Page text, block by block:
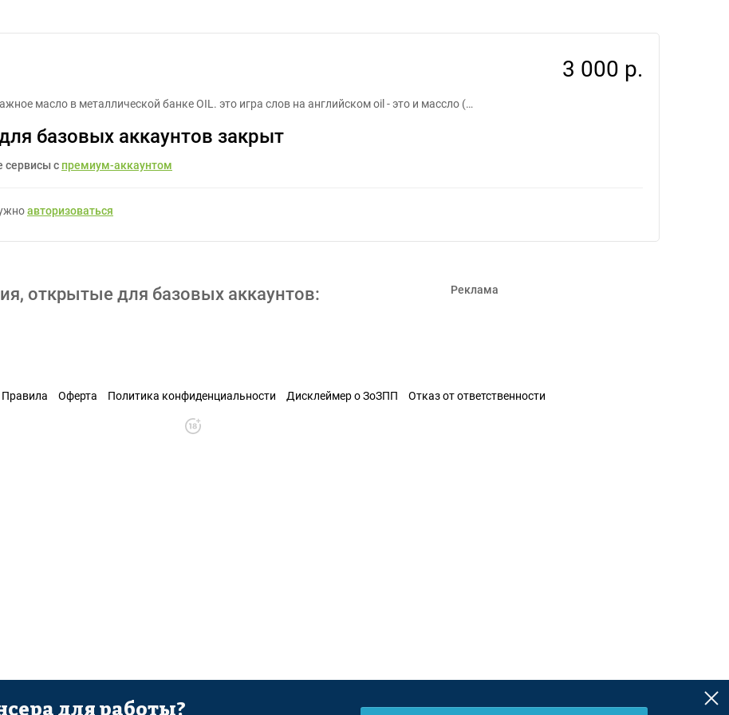
3 000 р.
масло в металлической банке OIL. это игра слов на английском oil - это и массло (…
базовых аккаунтов закрыт
сервисы с премиум-аккаунтом
авторизоваться
открытые для базовых аккаунтов: Реклама
Правила Оферта Политика конфиденциальности Дисклеймер о ЗоЗПП Отказ от ответственности
для работы?